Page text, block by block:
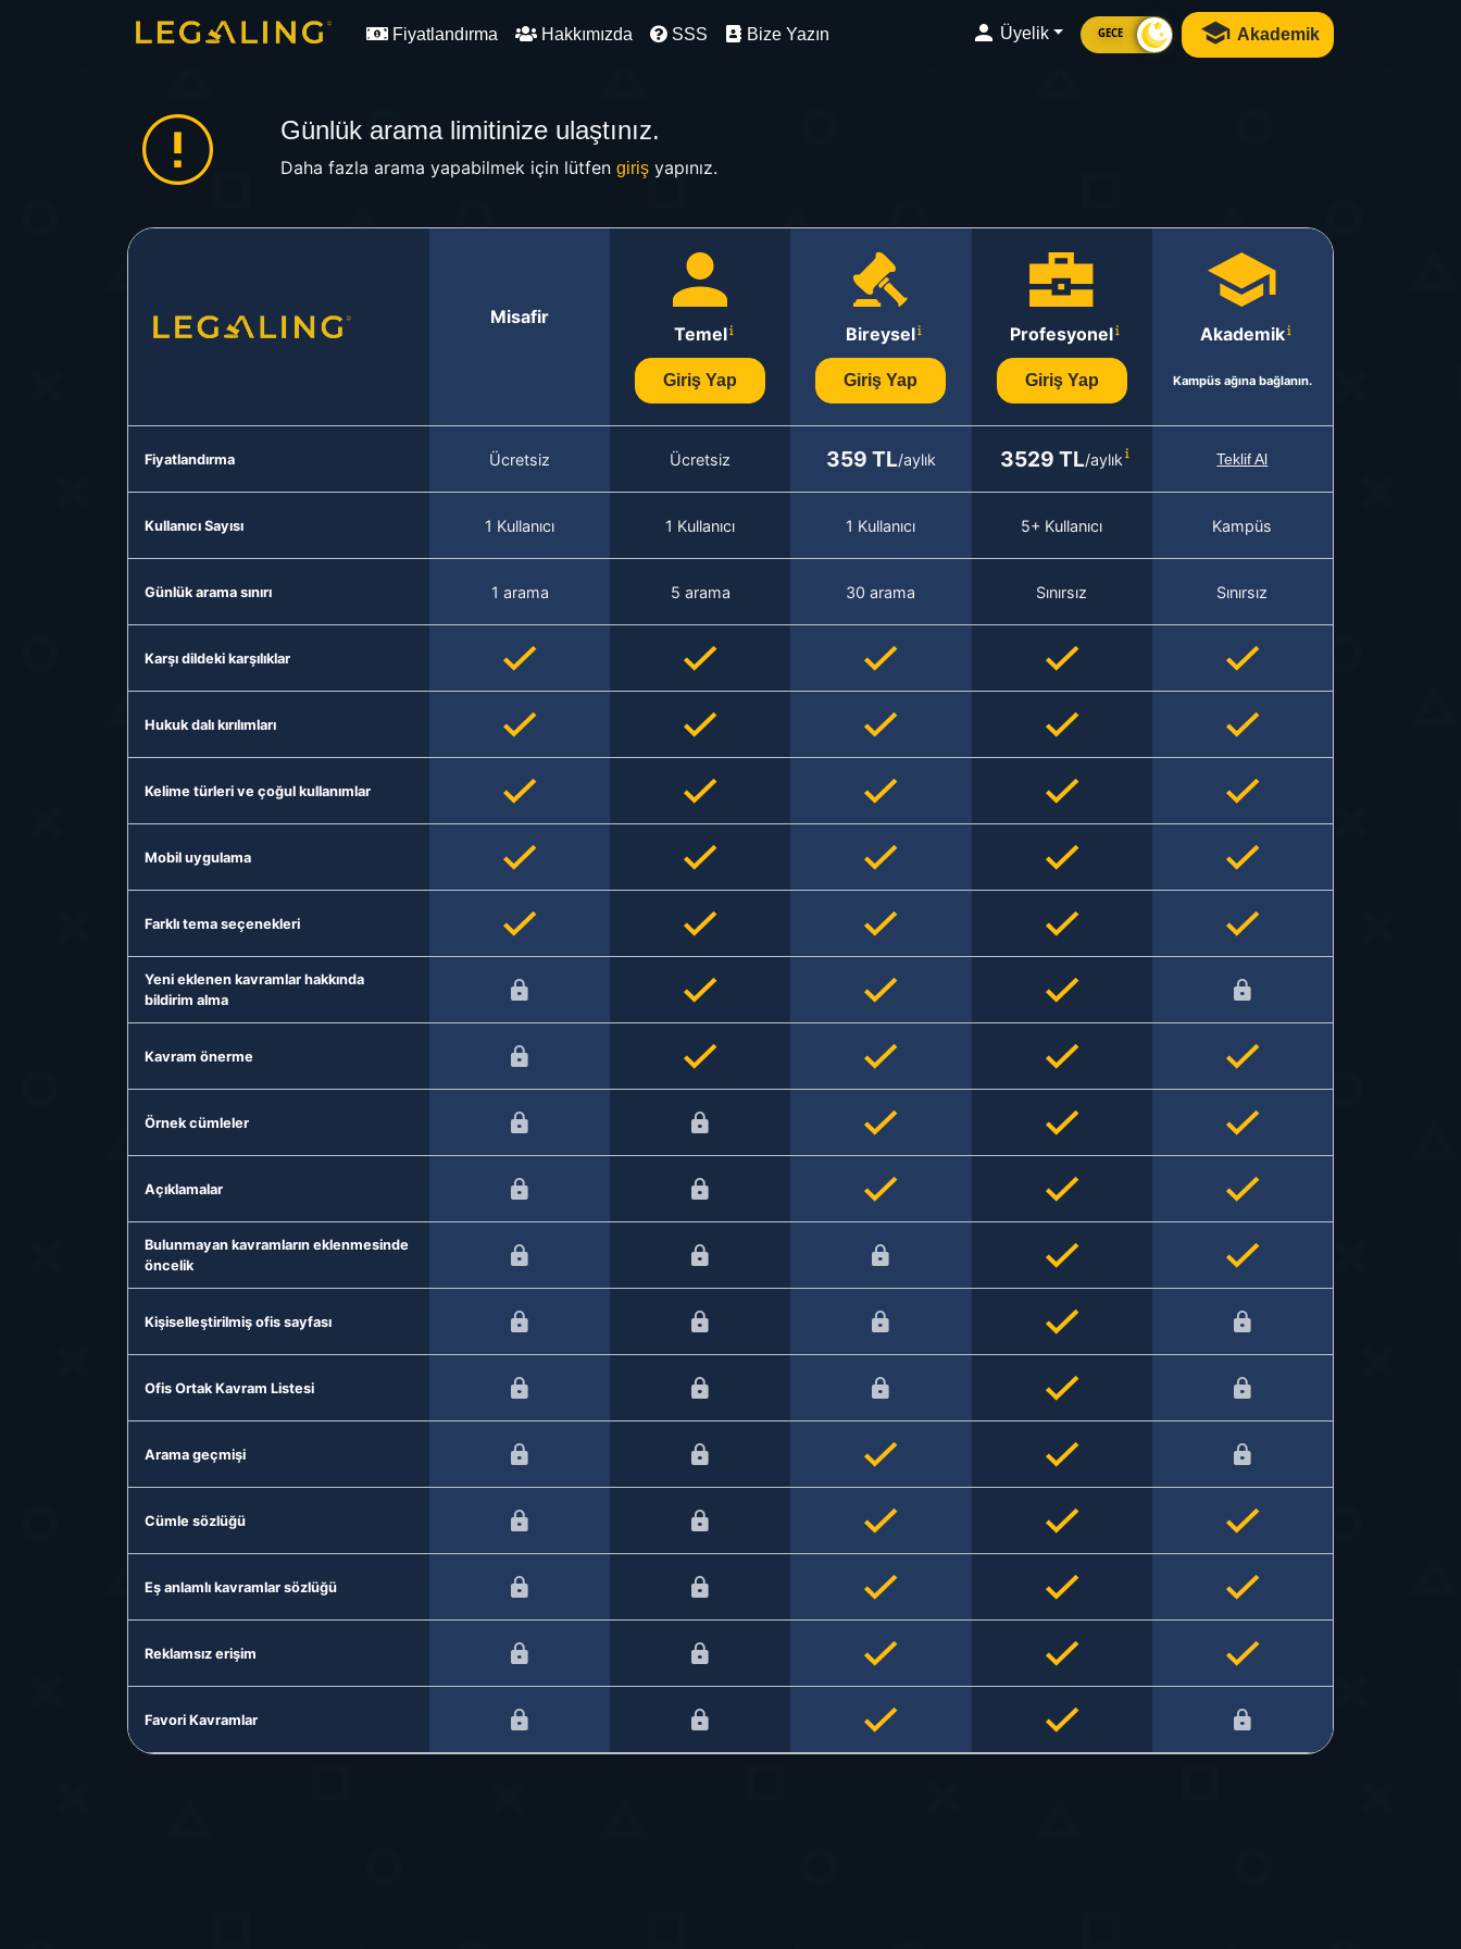
Fiyatlandırma Hakkımızda SSS Bize Yazın Üyelik GECE Akademik
Günlük arama limitinize ulaştınız.
Daha fazla arama yapabilmek için lütfen girişyapınız.
Misafir
Temel
Giriş Yap
Bireysel
Giriş Yap
Profesyonel
Giriş Yap
Akademik
Kampüs ağına bağlanın.
Fiyatlandırma Ücretsiz Ücretsiz 359 TL/aylık 3529 TL/aylık Teklif Al
Kullanıcı Sayısı 1 Kullanıcı 1 Kullanıcı 1 Kullanıcı 5+ Kullanıcı Kampüs
Günlük arama sınırı 1 arama 5 arama 30 arama Sınırsız Sınırsız
Karşı dildeki karşılıklar
Hukuk dalı kırılımları
Kelime türleri ve çoğul kullanımlar
Mobil uygulama
Farklı tema seçenekleri
Yeni eklenen kavramlar hakkında
bildirim alma
Kavram önerme
Örnek cümleler
Açıklamalar
Bulunmayan kavramların eklenmesinde
öncelik
Kişiselleştirilmiş ofis sayfası
Ofis Ortak Kavram Listesi
Arama geçmişi
Cümle sözlüğü
Eş anlamlı kavramlar sözlüğü
Reklamsız erişim
Favori Kavramlar